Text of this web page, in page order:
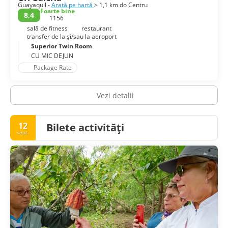
Guayaquil -Arată pe hartă > 1,1 km do Centru
8,4
Foarte bine
1156
sală de fitness
restaurant
transfer de la și/sau la aeroport
Superior Twin Room
CU MIC DEJUN
Package Rate
Vezi detalii
12
sept. Bilete activități